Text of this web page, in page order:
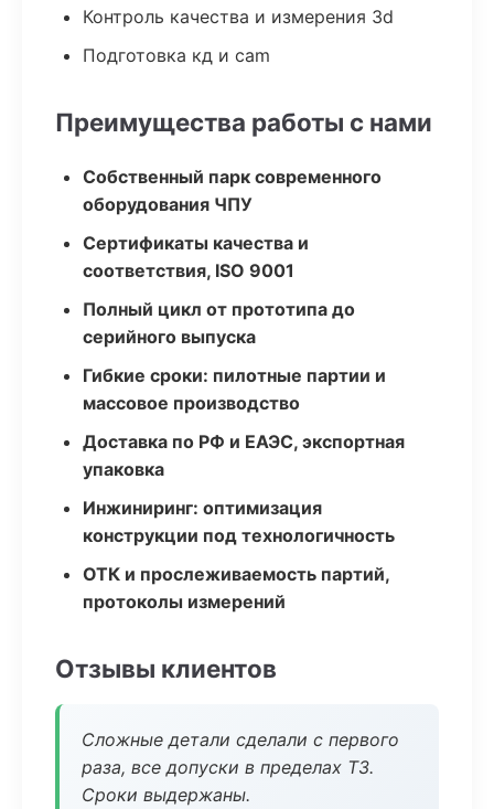
Контроль качества и измерения 3d
Подготовка кд и cam
Преимущества работы с нами
Собственный парк современного
оборудования ЧПУ
Сертификаты качества и
соответствия, ISO 9001
Полный цикл от прототипа до
серийного выпуска
Гибкие сроки: пилотные партии и
массовое производство
Доставка по РФ и ЕАЭС, экспортная
упаковка
Инжиниринг: оптимизация
конструкции под технологичность
ОТК и прослеживаемость партий,
протоколы измерений
Отзывы клиентов
Сложные детали сделали с первого
раза, все допуски в пределах ТЗ.
Сроки выдержаны.